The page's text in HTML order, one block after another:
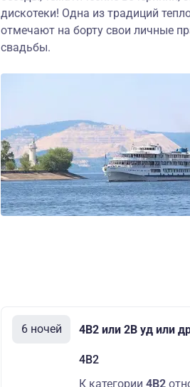
дискотеки! Одна из традиций
отмечают на борту свои личные
свадьбы.
6 ночей 4В2 или 2В уд или
4В2
К категории 4В2